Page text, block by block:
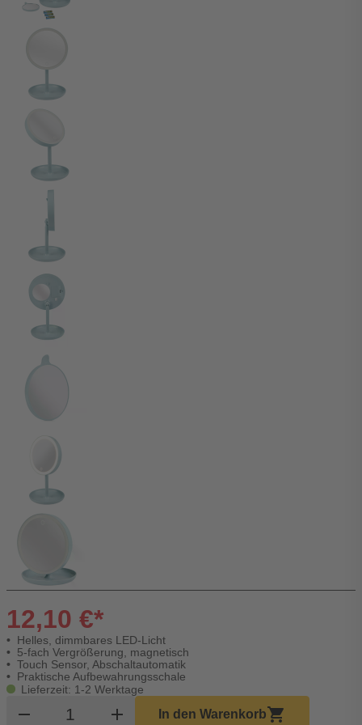
12,10 €*
Helles, dimmbares LED-Licht
5-fach Vergrößerung, magnetisch
Touch Sensor, Abschaltautomatik
Praktische Aufbewahrungsschale
Lieferzeit: 1-2 Werktage
remove Produkt Warenkorb Menge
add In den Warenkorbshopping_cart